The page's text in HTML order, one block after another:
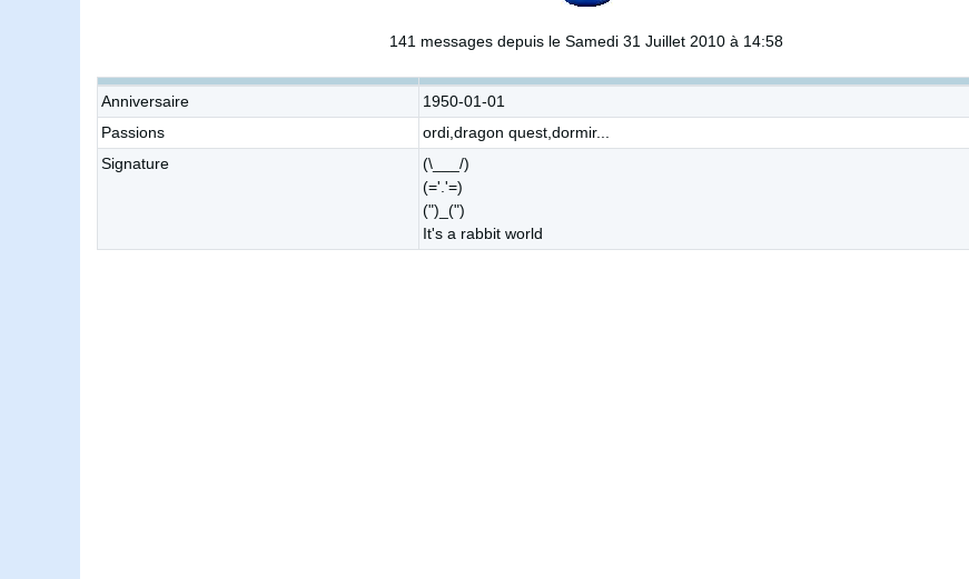
141 messages depuis le Samedi 31 Juillet 2010 à 14:58
Anniversaire
1950-01-01
Passions
ordi,dragon quest,dormir...
Signature
(\___/)
(='.'=)
(")_(")
It's a rabbit world